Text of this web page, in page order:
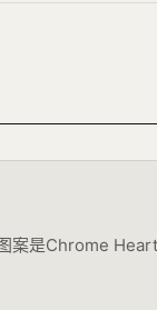
是Chrome